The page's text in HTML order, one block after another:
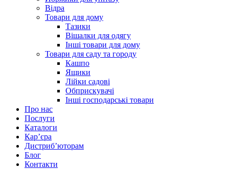
Відра
Товари для дому
Тазики
Вішалки для одягу
Інші товари для дому
Товари для саду та городу
Кашпо
Ящики
Лійки садові
Обприскувачі
Інші господарські товари
Про нас
Послуги
Каталоги
Карʼєра
Дистриб’юторам
Блог
Контакти